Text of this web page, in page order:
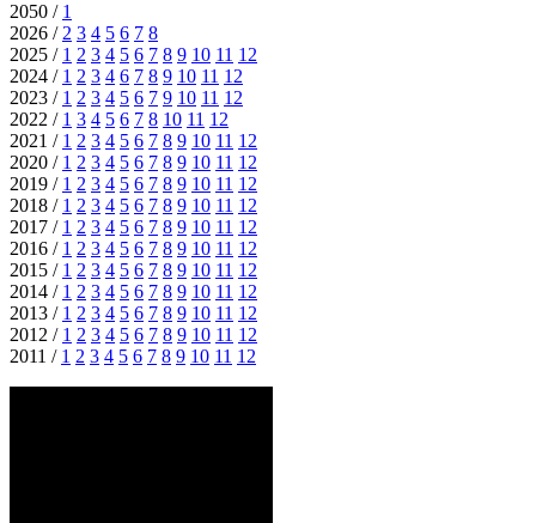
2050 / 1
2026 /2 3 4 5 6 7 8
2025 / 1 2 3 4 5 6 7 8 9 10 11 12
2024 / 1 2 3 4 6 7 8 9 10 11 12
2023 / 1 2 3 4 5 6 7 9 10 11 12
2022 / 1 3 4 5 6 7 8 10 11 12
2021 / 1 2 3 4 5 6 7 8 9 10 11 12
2020 / 1 2 3 4 5 6 7 8 9 10 11 12
2019 / 1 2 3 4 5 6 7 8 9 10 11 12
2018 / 1 2 3 4 5 6 7 8 9 10 11 12
2017 / 1 2 3 4 5 6 7 8 9 10 11 12
2016 / 1 2 3 4 5 6 7 8 9 10 11 12
2015 / 1 2 3 4 5 6 7 8 9 10 11 12
2014 / 1 2 3 4 5 6 7 8 9 10 11 12
2013 / 1 2 3 4 5 6 7 8 9 10 11 12
2012 / 1 2 3 4 5 6 7 8 9 10 11 12
2011 / 1 2 3 4 5 6 7 8 9 10 11 12